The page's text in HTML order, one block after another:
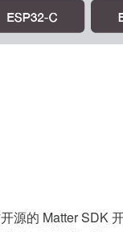
源的 Matter SDK